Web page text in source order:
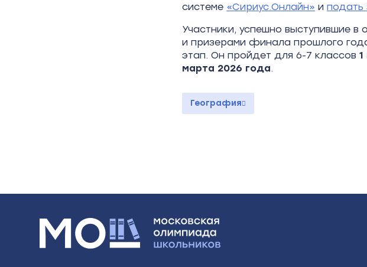
системе «Сириус.Онлайн» иподать
Участники, успешно выступившие
и призерами финала прошлого
этап. Он пройдет для 6-7 классов
марта 2026 года.
География